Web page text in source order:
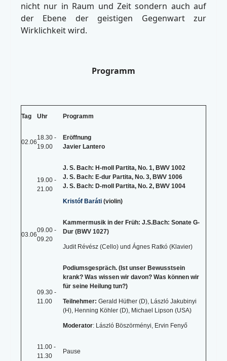
nicht nur in Raum und Zeit sondern auch auf
der Ebene der geistigen Gegenwart zur
Wirklichkeit wird.
Programm
Tag Uhr Programm
02.06
18.30 -
19.00
Eröffnung
Javier Lantero
19.00 -
21.00
J. S. Bach: H-moll Partita, No. 1, BWV 1002
J. S. Bach: E-dur Partita, No. 3, BWV 1006
J. S. Bach: D-moll Partita, No. 2, BWV 1004
Kristóf Baráti (violin)
03.06
09.00 -
09.20
Kammermusik in der Früh: J.S.Bach: Sonate G-
Dur (BWV 1027)
Judit Révész (Cello) und Ágnes Ratkó (Klavier)
09.30 -
11.00
Podiumsgespräch. (Ist unser Bewusstsein
krank? Was wissen wir davon? Was können wir
für seine Heilung tun?)
Teilnehmer: Gerald Hüther (D), László Jakubinyi
(H), Henning Köhler (D), Michael Lipson (USA)
Moderator: László Böszörményi, Ervin Fenyő
11.00 -
11.30
Pause